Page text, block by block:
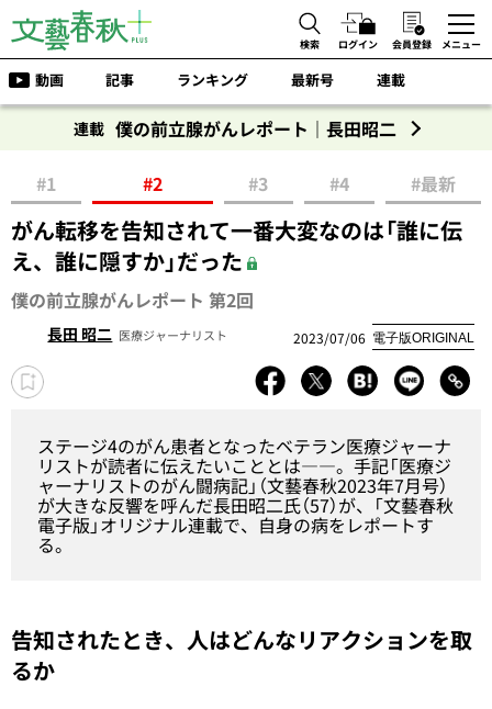
検索 ログイン 会員登録 メニュー
動画 記事 ランキング 最新号 連載
連載 僕の前立腺がんレポート｜長田昭二
#1 #2 #3 #4 #最新
がん転移を告知されて一番大変なのは「誰に伝
え、誰に隠すか」だった
僕の前立腺がんレポート 第2回
長田 昭二 医療ジャーナリスト 2023/07/06 電子版ORIGINAL
ステージ4のがん患者となったベテラン医療ジャーナ
リストが読者に伝えたいこととは――。手記「医療ジ
ャーナリストのがん闘病記」（文藝春秋2023年7月号）
が大きな反響を呼んだ長田昭二氏（57）が、「文藝春秋
電子版」オリジナル連載で、自身の病をレポートす
る。
告知されたとき、人はどんなリアクションを取
るか